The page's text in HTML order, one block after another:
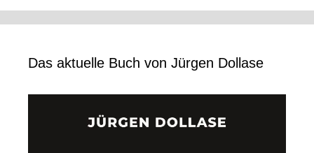
Das aktuelle Buch von Jürgen Dollase